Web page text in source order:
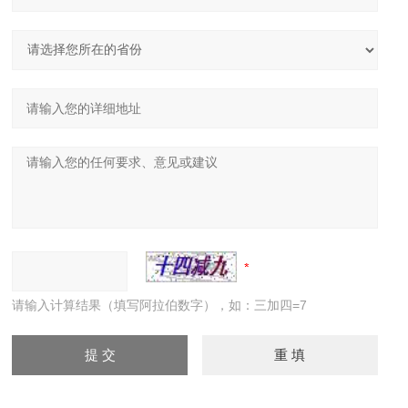
请输入计算结果（填写阿拉伯数字），如：三加四=7